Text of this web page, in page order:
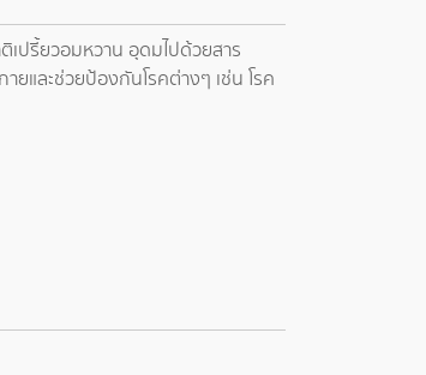
เปรี้ยวอมหวาน อุดมไปด้วยสาร
ยและช่วยป้องกันโรคต่างๆ เช่น โรค